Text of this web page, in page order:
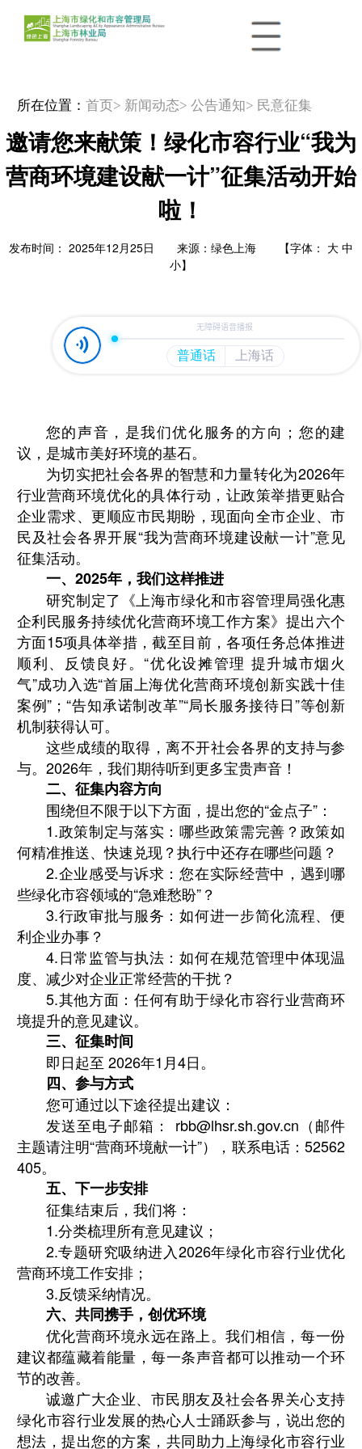
所在位置： 首页 > 新闻动态> 公告通知> 民意征集
邀请您来献策！绿化市容行业“我为
营商环境建设献一计”征集活动开始
啦！
发布时间： 2025年12月25日 来源：绿色上海 【字体： 大 中
小】
您的声音，是我们优化服务的方向；您的建
议，是城市美好环境的基石。
为切实把社会各界的智慧和力量转化为2026年
行业营商环境优化的具体行动，让政策举措更贴合
企业需求、更顺应市民期盼，现面向全市企业、市
民及社会各界开展“我为营商环境建设献一计”意见
征集活动。
一、2025年，我们这样推进
研究制定了《上海市绿化和市容管理局强化惠
企利民服务持续优化营商环境工作方案》提出六个
方面15项具体举措，截至目前，各项任务总体推进
顺利、反馈良好。“优化设摊管理 提升城市烟火
气”成功入选“首届上海优化营商环境创新实践十佳
案例”；“告知承诺制改革”“局长服务接待日”等创新
机制获得认可。
这些成绩的取得，离不开社会各界的支持与参
与。2026年，我们期待听到更多宝贵声音！
二、征集内容方向
围绕但不限于以下方面，提出您的“金点子”：
1.政策制定与落实：哪些政策需完善？政策如
何精准推送、快速兑现？执行中还存在哪些问题？
2.企业感受与诉求：您在实际经营中，遇到哪
些绿化市容领域的“急难愁盼”？
3.行政审批与服务：如何进一步简化流程、便
利企业办事？
4.日常监管与执法：如何在规范管理中体现温
度、减少对企业正常经营的干扰？
5.其他方面：任何有助于绿化市容行业营商环
境提升的意见建议。
三、征集时间
即日起至 2026年1月4日。
四、参与方式
您可通过以下途径提出建议：
发送至电子邮箱： rbb@lhsr.sh.gov.cn（邮件
主题请注明“营商环境献一计”），联系电话：52562
405。
五、下一步安排
征集结束后，我们将：
1.分类梳理所有意见建议；
2.专题研究吸纳进入2026年绿化市容行业优化
营商环境工作安排；
3.反馈采纳情况。
六、共同携手，创优环境
优化营商环境永远在路上。我们相信，每一份
建议都蕴藏着能量，每一条声音都可以推动一个环
节的改善。
诚邀广大企业、市民朋友及社会各界关心支持
绿化市容行业发展的热心人士踊跃参与，说出您的
想法，提出您的方案，共同助力上海绿化市容行业